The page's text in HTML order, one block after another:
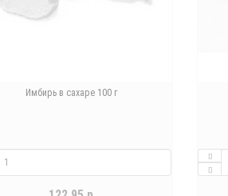
Имбирь в сахаре 100 г